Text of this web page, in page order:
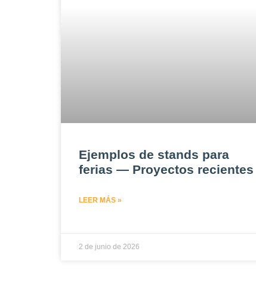
Ejemplos de stands para
ferias — Proyectos recientes
LEER MÁS »
2 de junio de 2026